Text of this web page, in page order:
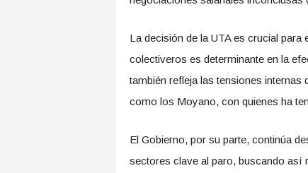
La decisión de la UTA es crucial para
colectiveros es determinante en la
también refleja las tensiones
como los Moyano, con quienes ha
El Gobierno, por su parte, continúa
sectores clave al paro, buscando así